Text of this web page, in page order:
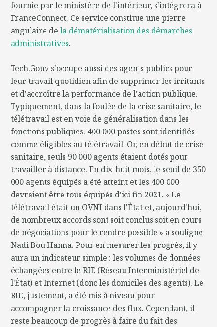
fournie par le ministère de l'intérieur, s'intégrera à
FranceConnect. Ce service constitue une pierre
angulaire dela dématérialisation des démarches
administratives.
Tech.Gouv s'occupe aussi des agents publics pour
leur travail quotidien afin de supprimer les irritants
et d'accroître la performance de l'action publique.
Typiquement, dans la foulée de la crise sanitaire, le
télétravail est en voie de généralisation dans les
fonctions publiques. 400 000 postes sont identifiés
comme éligibles au télétravail. Or, en début de crise
sanitaire, seuls 90 000 agents étaient dotés pour
travailler à distance. En dix-huit mois, le seuil de 350
000 agents équipés a été atteint et les 400 000
devraient être tous équipés d'ici fin 2021. « Le
télétravail était un OVNI dans l'État et, aujourd'hui,
de nombreux accords sont soit conclus soit en cours
de négociations pour le rendre possible » a souligné
Nadi Bou Hanna. Pour en mesurer les progrès, il y
aura un indicateur simple : les volumes de données
échangées entre le RIE (Réseau Interministériel de
l'État) et Internet (donc les domiciles des agents). Le
RIE, justement, a été mis à niveau pour
accompagner la croissance des flux. Cependant, il
reste beaucoup de progrès à faire du fait des